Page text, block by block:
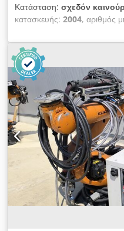
Κατάσταση: σχεδόν
κατασκευής: 2004, αριθμός
, Demag
συρματόσκοινου. Παρά το
καινούργιος και
KV1 – 4/2-2 F10 Ανυψωτική
γάντζου: 30,20 m
Ταχύτητα ανύψωσης υψηλή:
χαμηλή: 0,6 m/min Crsdow
Λεπτός χειρισμός: FG08 i =
112 B4 Μικρός κινητήρας